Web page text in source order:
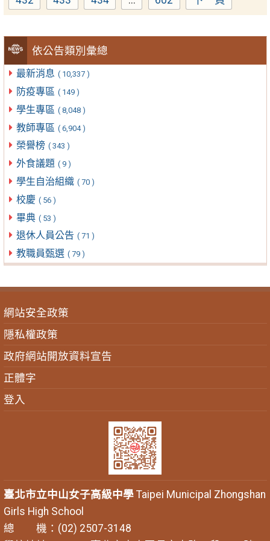
依公告類別彙總
最新消息 ( 10,337 )
防疫專區 ( 149 )
學生專區 ( 8,048 )
教師專區 ( 6,904 )
榮譽榜 ( 343 )
外食議題 ( 9 )
學生自治組織 ( 70 )
校慶 ( 56 )
畢典 ( 53 )
退休人員公告 ( 71 )
教職員甄選 ( 79 )
Page Page Page Page
網站安全政策
隱私權政策
政府網站開放資料宣告
正體字
登入
臺北市立中山女子高級中學Taipei Municipal Zhongshan
Girls High School
總 機：(02) 2507-3148